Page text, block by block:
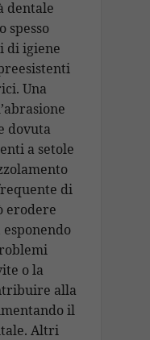
dentale
spesso
di igiene
Una
dovuta
a setole
di
erodere
o la
alla
il
Altri